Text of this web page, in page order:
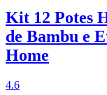
Kit 12 Potes
de Bambu e
Home
4.6